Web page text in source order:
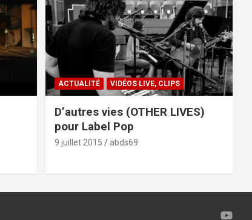
ACTUALITÉ VIDÉOS LIVE, CLIPS
D’autres vies (OTHER LIVES)
pour Label Pop
9 juillet 2015 abds69